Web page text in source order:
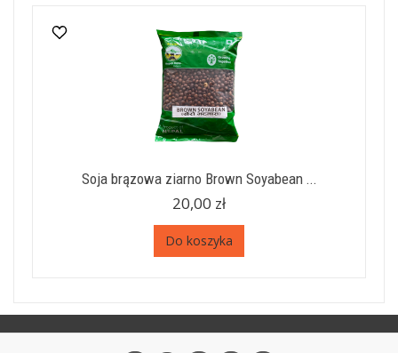
Soja brązowa ziarno Brown Soyabean ...
20,00 zł
Do koszyka